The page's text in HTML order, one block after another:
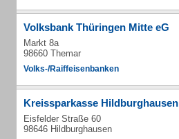
Volksbank Thüringen Mitte eG
Markt 8a
98660 Themar
Volks-/Raiffeisenbanken
Kreissparkasse Hildburghausen
Eisfelder Straße 60
98646 Hildburghausen